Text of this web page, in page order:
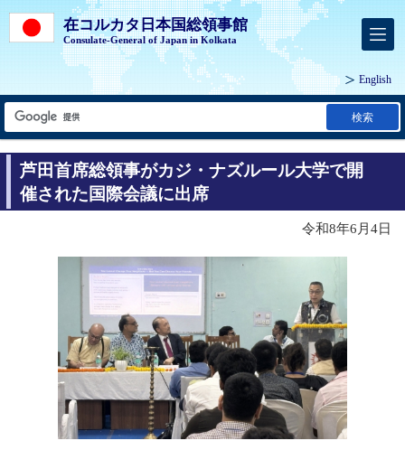
在コルカタ日本国総領事館
Consulate-General of Japan in Kolkata
English
検索
芦田首席総領事がカジ・ナズルール大学で開
催された国際会議に出席
令和8年6月4日